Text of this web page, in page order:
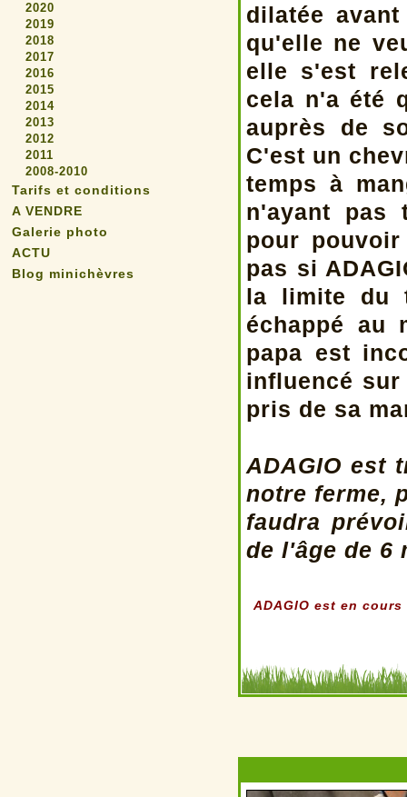
2020
2019
2018
2017
2016
2015
2014
2013
2012
2011
2008-2010
Tarifs et conditions
A VENDRE
Galerie photo
ACTU
Blog minichèvres
dilatée
qu'elle ne
elle s'est
cela n'a été
auprès de
C'est un
temps à
n'ayant pas
pour
pas si
la limite du
échappé au
papa est
influencé
pris de sa
ADAGIO est
notre ferme,
faudra
de l'âge de 6
ADAGIO est en